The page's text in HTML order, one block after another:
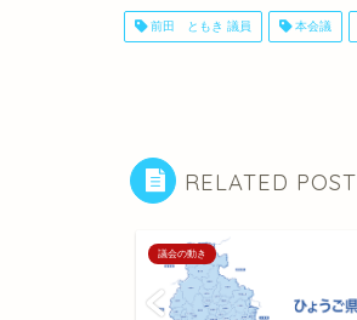
前田 ともき 議員 本会議
RELATED POST
議会の動き